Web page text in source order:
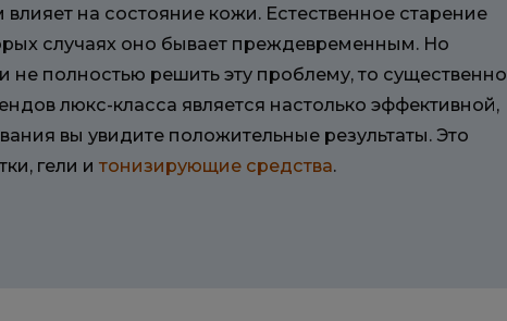
на состояние кожи. Естественное старение
случаях оно бывает преждевременным. Но
не полностью решить эту проблему, то существенно
люкс-класса является настолько эффективной,
вы увидите положительные результаты. Это
гели и тонизирующие средства.